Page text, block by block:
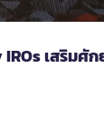
เสริม